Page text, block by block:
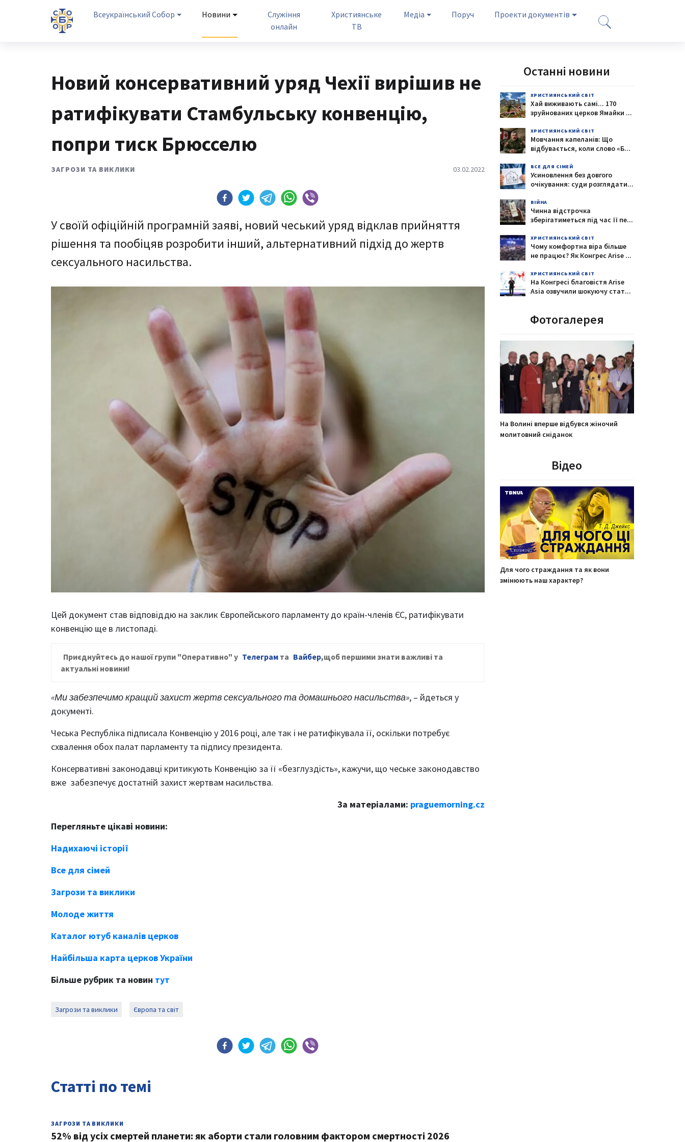
Всеукраїнський Собор Новини
Служіння
онлайн
Християнське
ТВ
Медіа Поруч Проекти документів
Новий консервативний уряд Чехії вирішив не
ратифікувати Стамбульську конвенцію,
попри тиск Брюсселю
ЗАГРОЗИ ТА ВИКЛИКИ 03.02.2022
У своїй офіційній програмній заяві, новий чеський уряд відклав прийняття
рішення та пообіцяв розробити інший, альтернативний підхід до жертв
сексуального насильства.
Цей документ став відповіддю на заклик Європейського парламенту до країн-членів ЄС, ратифікувати
конвенцію ще в листопаді.
Приєднуйтесь до нашої групи "Оперативно" у Телеграм та Вайбер,щоб першими знати важливі та
актуальні новини!
«Ми забезпечимо кращий захист жертв сексуального та домашнього насильства», – йдеться у
документі.
Чеська Республіка підписала Конвенцію у 2016 році, але так і не ратифікувала її, оскільки потребує
схвалення обох палат парламенту та підпису президента.
Консервативні законодавці критикують Конвенцію за її «безглуздість», кажучи, що чеське законодавство
вже забезпечує достатній захист жертвам насильства.
За матеріалами: praguemorning.cz
Перегляньте цікаві новини:
Надихаючі історії
Все для сімей
Загрози та виклики
Молоде життя
Каталог ютуб каналів церков
Найбільша карта церков України
Більше рубрик та новин тут
Загрози та виклики Європа та світ
Статті по темі
ЗАГРОЗИ ТА ВИКЛИКИ
52% від усіх смертей планети: як аборти стали головним фактором смертності 2026
Останні новини
ХРИСТИЯНСЬКИЙ СВІТ
Хай виживають самі... 170
зруйнованих церков Ямайки ...
ХРИСТИЯНСЬКИЙ СВІТ
Мовчання капеланів: Що
відбувається, коли слово «Б...
ВСЕ ДЛЯ СІМЕЙ
Усиновлення без довгого
очікування: суди розглядати...
ВІЙНА
Чинна відстрочка
зберігатиметься під час її пе...
ХРИСТИЯНСЬКИЙ СВІТ
Чому комфортна віра більше
не працює? Як Конгрес Arise ...
ХРИСТИЯНСЬКИЙ СВІТ
На Конгресі благовістя Arise
Asia озвучили шокуючу стат...
Фотогалерея
На Волині вперше відбувся жіночий
молитовний сніданок
Відео
Для чого страждання та як вони
змінюють наш характер?